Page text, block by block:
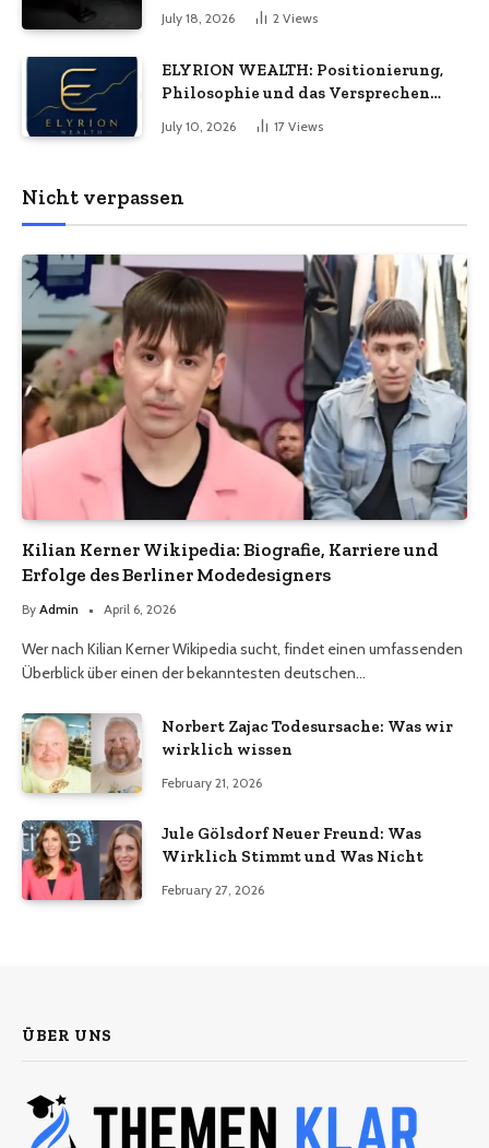
July 18, 2026 2 Views
ELYRION WEALTH: Positionierung,
Philosophie und das Versprechen
langfristiger Stabilität
July 10, 2026 17 Views
Nicht verpassen
Kilian Kerner Wikipedia: Biografie, Karriere und
Erfolge des Berliner Modedesigners
By Admin April 6, 2026
Wer nach Kilian Kerner Wikipedia sucht, findet einen umfassenden
Überblick über einen der bekanntesten deutschen…
Norbert Zajac Todesursache: Was wir
wirklich wissen
February 21, 2026
Jule Gölsdorf Neuer Freund: Was
Wirklich Stimmt und Was Nicht
February 27, 2026
ÜBER UNS